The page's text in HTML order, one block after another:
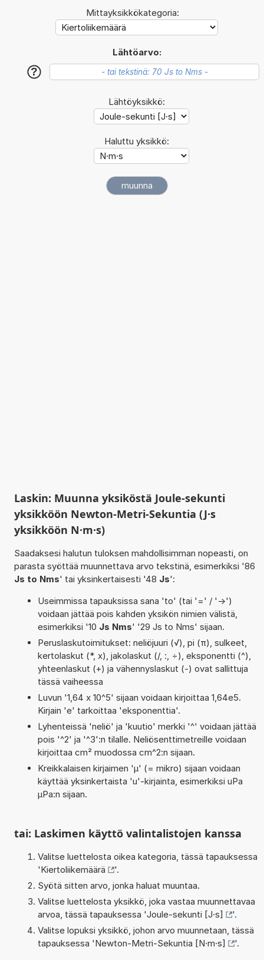
Mittayksikkökategoria:
Lähtöarvo:
?
Lähtöyksikkö:
Haluttu yksikkö:
Laskin: Muunna yksiköstä Joule-sekunti
yksikköön Newton-Metri-Sekuntia (J·s
yksikköön N·m·s)
Saadaksesi halutun tuloksen mahdollisimman nopeasti, on
parasta syöttää muunnettava arvo tekstinä, esimerkiksi '86
Js to Nms' tai yksinkertaisesti '48 Js':
Useimmissa tapauksissa sana 'to' (tai '=' / '->')
voidaan jättää pois kahden yksikön nimien välistä,
esimerkiksi '10 Js Nms' '29 Js to Nms' sijaan.
Peruslaskutoimitukset: neliöjuuri (√), pi (π), sulkeet,
kertolaskut (*, x), jakolaskut (/, :, ÷), eksponentti (^),
yhteenlaskut (+) ja vähennyslaskut (-) ovat sallittuja
tässä vaiheessa
Luvun '1,64 x 10^5' sijaan voidaan kirjoittaa 1,64e5.
Kirjain 'e' tarkoittaa 'eksponenttia'.
Lyhenteissä 'neliö' ja 'kuutio' merkki '^' voidaan jättää
pois '^2' ja '^3':n tilalle. Neliösenttimetreille voidaan
kirjoittaa cm² muodossa cm^2:n sijaan.
Kreikkalaisen kirjaimen 'µ' (= mikro) sijaan voidaan
käyttää yksinkertaista 'u'-kirjainta, esimerkiksi uPa
µPa:n sijaan.
tai: Laskimen käyttö valintalistojen kanssa
Valitse luettelosta oikea kategoria, tässä tapauksessa
'Kiertoliikemäärä
'.
Syötä sitten arvo, jonka haluat muuntaa.
Valitse luettelosta yksikkö, joka vastaa muunnettavaa
arvoa, tässä tapauksessa 'Joule-sekunti [J·s]
'.
Valitse lopuksi yksikkö, johon arvo muunnetaan, tässä
tapauksessa 'Newton-Metri-Sekuntia [N·m·s] '.